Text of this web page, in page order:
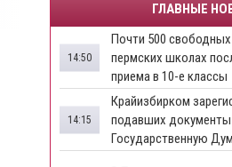
ГЛАВНЫЕ
Почти 500
пермских школах
приема в 10-е классы
14:50
Крайизбирком
подавших
Государственную
14:15